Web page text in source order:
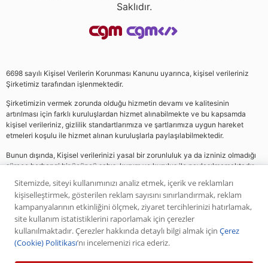
Saklıdır.
6698 sayılı Kişisel Verilerin Korunması Kanunu uyarınca, kişisel verileriniz
Şirketimiz tarafından işlenmektedir.
Şirketimizin vermek zorunda olduğu hizmetin devamı ve kalitesinin
artırılması için farklı kuruluşlardan hizmet alınabilmekte ve bu kapsamda
kişisel verileriniz, gizlilik standartlarımıza ve şartlarımıza uygun hareket
etmeleri koşulu ile hizmet alınan kuruluşlarla paylaşılabilmektedir.
Bunun dışında, Kişisel verilerinizi yasal bir zorunluluk ya da izniniz olmadığı
sürece herhangi bir üçüncü şahıs, kurum ve kuruluş ile paylaşılmamaktadır.
Web sitemizde yer alan analiz, yorum ve tavsiyeler yatırım danışmanlığı
kapsamında değildir. Bu tavsiyeler genel nitelikte olup, özel olarak sizin mali
durumunuz ile risk ve getiri tercihlerinize uygun olarak hazırlanmamıştır. Bu
nedenle, sadece burada yer alan bilgilere dayanılarak yatırım kararı verilmesi
beklentilerinize uygun sonuçlar doğurmayabilir. Yapılan tüm yorumlar
Sitemizde, siteyi kullanımınızı analiz etmek, içerik ve reklamları
kişiselleştirmek, gösterilen reklam sayısını sınırlandırmak, reklam
kampanyalarının etkinliğini ölçmek, ziyaret tercihlerinizi hatırlamak,
site kullanım istatistiklerini raporlamak için çerezler
kullanılmaktadır. Çerezler hakkında detaylı bilgi almak için Çerez
(Cookie) Politikası’nı incelemenizi rica ederiz.